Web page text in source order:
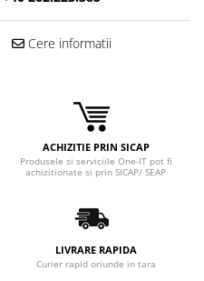
Cere informatii
ACHIZITIE PRIN SICAP
Produsele si serviciile One-IT pot fi
achizitionate si prin SICAP/ SEAP
LIVRARE RAPIDA
Curier rapid oriunde in tara